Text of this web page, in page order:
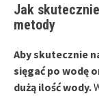
Jak
metody
Aby skutecznie
sięgać po wodę
dużą ilość wody.